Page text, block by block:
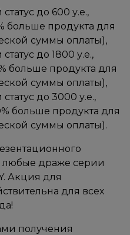
до 600 у.е.,
больше продукта для
суммы оплаты),
до 1800 у.е.,
больше продукта для
суммы оплаты),
до 3000 у.е.,
больше продукта для
суммы оплаты).
любые драже серии
Акция для
для всех
получения